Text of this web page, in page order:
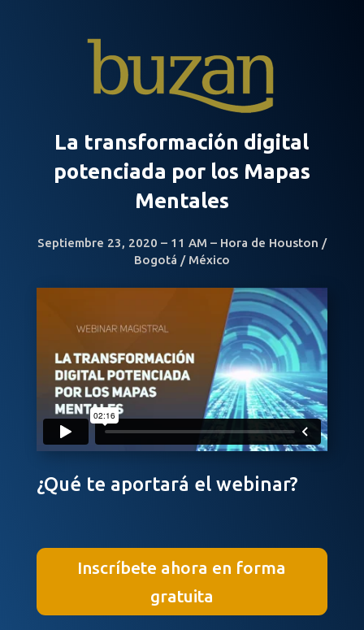
La transformación digital
potenciada por los Mapas
Mentales
Septiembre 23, 2020 – 11 AM – Hora de Houston /
Bogotá / México
¿Qué te aportará el webinar?
Inscríbete ahora en forma
gratuita